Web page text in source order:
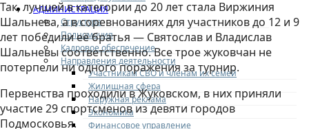
АДМИНИСТРАЦИЯ
Структура
Полномочия
Кадровое обеспечение
Направления деятельности
Участникам СВО и членам их семей
Жилищная сфера
Наружная реклама
Экономика
Финансовое управление
Так, лучшей в категории до 20 лет стала Виржиния
Шальнева, а в соревнованиях для участников до 12 и 9
лет победили её братья — Святослав и Владислав
Шальневы соответственно. Все трое жуковчан не
потерпели ни одного поражения за турнир.
Первенства проходили в Жуковском, в них приняли
участие 29 спортсменов из девяти городов
Подмосковья.